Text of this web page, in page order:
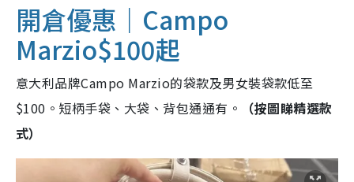
開倉優惠｜Campo
Marzio$100起
意大利品牌Campo Marzio的袋款及男女裝袋款低至
$100。短柄手袋、大袋、背包通通有。
（按圖睇精選款
式）